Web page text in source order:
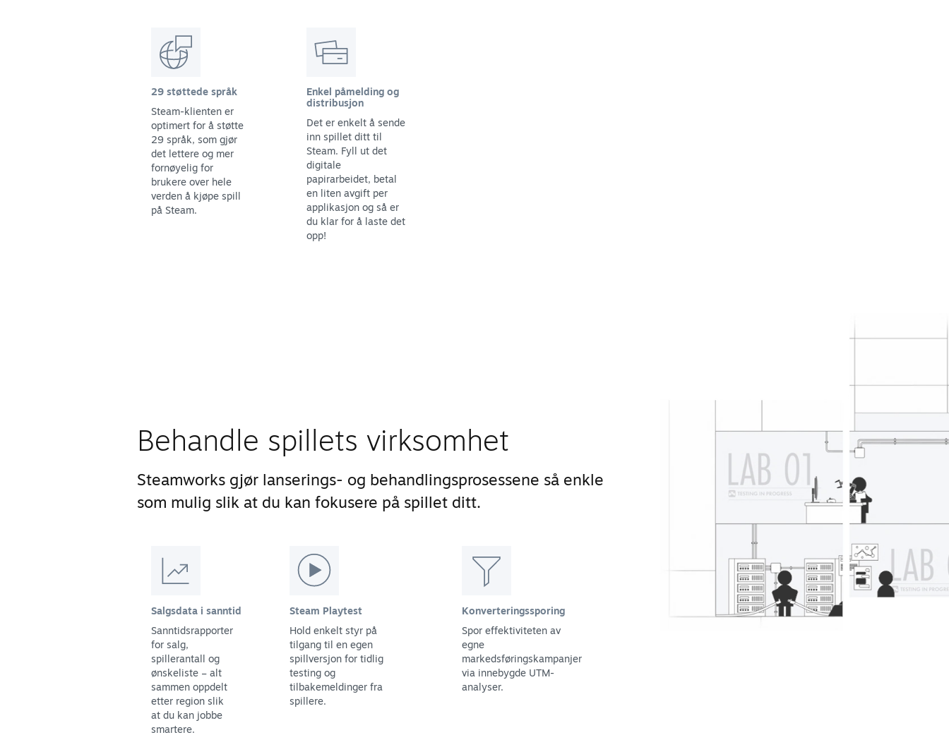
29 støttede språk
Steam-klienten er
optimert for å støtte
29 språk, som gjør
det lettere og mer
fornøyelig for
brukere over hele
verden å kjøpe spill
på Steam.
Enkel påmelding og
distribusjon
Det er enkelt å sende
inn spillet ditt til
Steam. Fyll ut det
digitale
papirarbeidet, betal
en liten avgift per
applikasjon og så er
du klar for å laste det
opp!
Behandle spillets virksomhet
Steamworks gjør lanserings- og behandlingsprosessene så enkle
som mulig slik at du kan fokusere på spillet ditt.
Salgsdata i sanntid
Sanntidsrapporter
for salg,
spillerantall og
ønskeliste – alt
sammen oppdelt
etter region slik
at du kan jobbe
smartere.
Steam Playtest
Hold enkelt styr på
tilgang til en egen
spillversjon for tidlig
testing og
tilbakemeldinger fra
spillere.
Konverteringssporing
Spor effektiviteten av
egne
markedsføringskampanjer
via innebygde UTM-
analyser.